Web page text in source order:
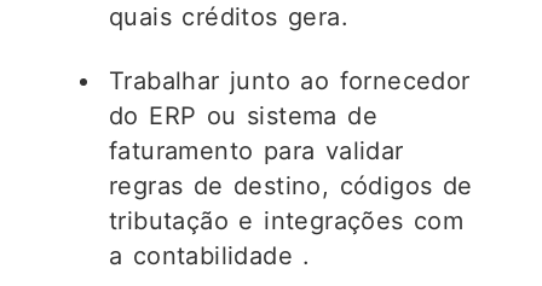
quais créditos gera.
Trabalhar junto ao fornecedor
do ERP ou sistema de
faturamento para validar
regras de destino, códigos de
tributação e integrações com
a contabilidade .